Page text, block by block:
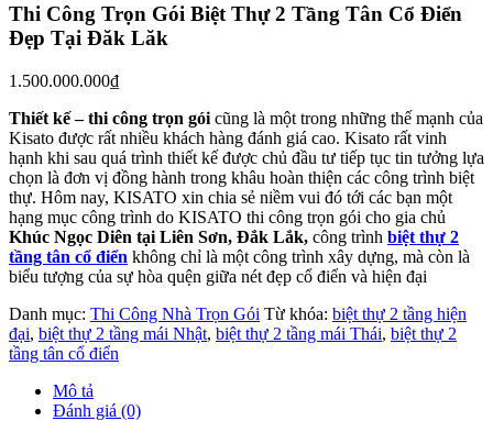
Thi Công Trọn Gói Biệt Thự 2 Tầng Tân Cổ Điển
Đẹp Tại Đăk Lăk
1.500.000.000₫
Thiết kế – thi công trọn gói cũng là một trong những thế mạnh của
Kisato được rất nhiều khách hàng đánh giá cao. Kisato rất vinh
hạnh khi sau quá trình thiết kế được chủ đầu tư tiếp tục tin tưởng lựa
chọn là đơn vị đồng hành trong khâu hoàn thiện các công trình biệt
thự. Hôm nay, KISATO xin chia sẻ niềm vui đó tới các bạn một
hạng mục công trình do KISATO thi công trọn gói cho gia chủ
Khúc Ngọc Diên tại Liên Sơn, Đắk Lắk, công trình biệt thự 2
tầng tân cổ điển không chỉ là một công trình xây dựng, mà còn là
biểu tượng của sự hòa quện giữa nét đẹp cổ điển và hiện đại
Danh mục: Thi Công Nhà Trọn Gói Từ khóa: biệt thự 2 tầng hiện
đại, biệt thự 2 tầng mái Nhật, biệt thự 2 tầng mái Thái, biệt thự 2
tầng tân cổ điển
Mô tả
Đánh giá (0)